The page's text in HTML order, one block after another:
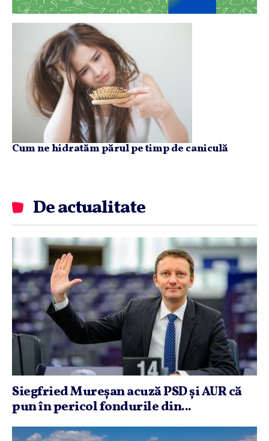
Cum ne hidratăm părul pe timp de caniculă
De actualitate
Siegfried Mureşan acuză PSD şi AUR că
pun în pericol fondurile din...